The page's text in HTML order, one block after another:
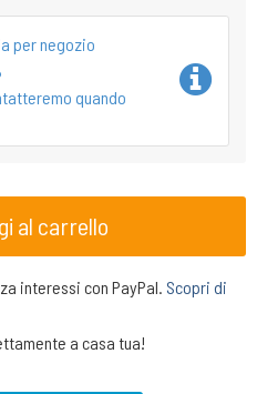
per negozio
quando
al carrello
interessi con PayPal. Scopri di
a casa tua!